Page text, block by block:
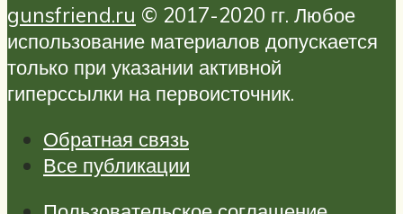
gunsfriend.ru © 2017-2020 гг. Любое
использование материалов допускается
только при указании активной
гиперссылки на первоисточник.
Обратная связь
Все публикации